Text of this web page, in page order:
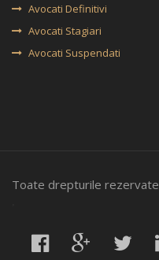
Avocati Definitivi
Avocati Stagiari
Avocati Suspendati
Toate drepturile rezervate